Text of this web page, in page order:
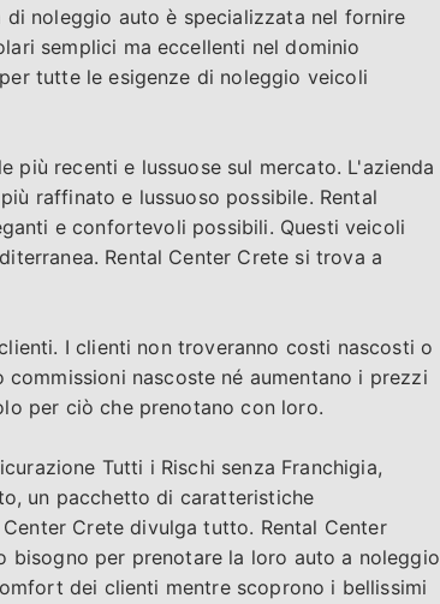
noleggio auto è specializzata nel fornire
semplici ma eccellenti nel dominio
tutte le esigenze di noleggio veicoli
più recenti e lussuose sul mercato. L'azienda
raffinato e lussuoso possibile. Rental
e confortevoli possibili. Questi veicoli
Rental Center Crete si trova a
I clienti non troveranno costi nascosti o
nascoste né aumentano i prezzi
per ciò che prenotano con loro.
Tutti i Rischi senza Franchigia,
un pacchetto di caratteristiche
Crete divulga tutto. Rental Center
per prenotare la loro auto a noleggio
dei clienti mentre scoprono i bellissimi